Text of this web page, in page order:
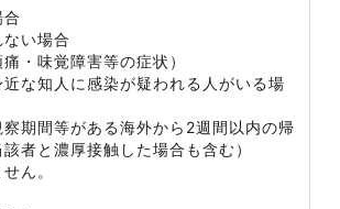
合
ない場合
痛・味覚障害等の症状）
近な知人に感染が疑われる人がいる場
察期間等がある海外から2週間以内の帰
者と濃厚接触した場合も含む）
ん。